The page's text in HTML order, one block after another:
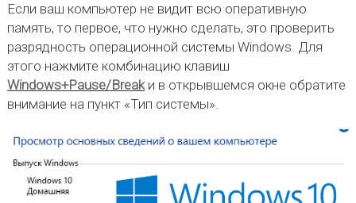
Если ваш компьютер не видит всю оперативную
память, то первое, что нужно сделать, это проверить
разрядность операционной системы Windows. Для
этого нажмите комбинацию клавиш
Windows+Pause/Breakи в открывшемся окне обратите
внимание на пункт «Тип системы».